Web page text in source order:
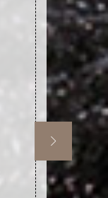
Si vous
vous